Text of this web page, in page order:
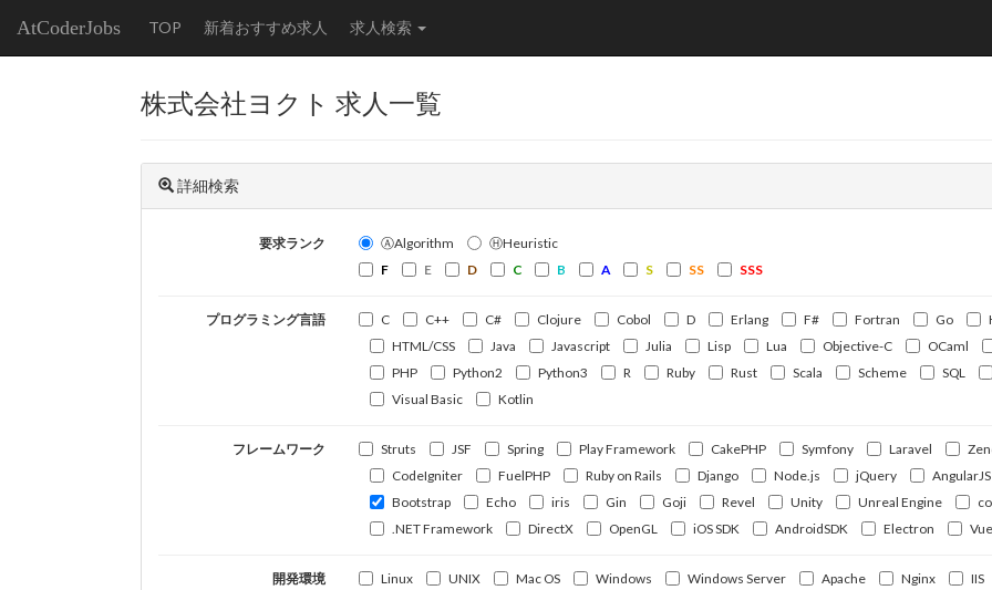
AtCoderJobs TOP 新着おすすめ求人 求人検索
株式会社ヨクト 求人一覧
詳細検索
要求ランク ⒶAlgorithm
ⒽHeuristic
F
E D C B A S SS SSS
プログラミング言語 C C++ C# Clojure Cobol D Erlang F# Fortran Go
HTML/CSS
Java Javascript Julia Lisp Lua Objective-C OCaml
PHP
Python2 Python3 R Ruby Rust Scala Scheme SQL
Visual Basic
Kotlin
フレームワーク Struts JSF Spring Play Framework CakePHP Symfony Laravel
CodeIgniter
FuelPHP Ruby on Rails Django Node.js jQuery AngularJS
Bootstrap
Echo iris Gin Goji Revel Unity Unreal Engine
.NET Framework
DirectX OpenGL iOS SDK AndroidSDK Electron
開発環境 Linux UNIX Mac OS Windows Windows Server Apache Nginx
IIS